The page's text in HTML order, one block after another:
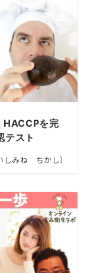
HACCPを完
テスト
しみね ちかし）